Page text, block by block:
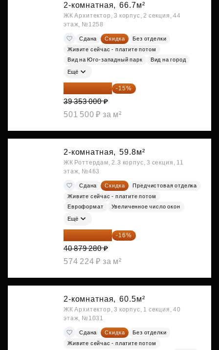
2-комнатная, 66.7м²
ЖК Архитектор, 3 корпус, 2 секция, 44
этаж, №1258
Сдана Скидка
Без отделки
Живите сейчас - платите потом
Вид на Юго-западный парк
Вид на город
Ещё
33 450 050 ₽ -15%
39 353 000 ₽
501 500 ₽ за м²
2-комнатная, 59.8м²
ЖК Роттердам, 2.3 корпус, 3 секция, 11
этаж, №463
Сдана Скидка
Предчистовая отделка
Живите сейчас - платите потом
Евроформат
Увеличенное число окон
Ещё
34 338 595 ₽ -16%
40 879 280 ₽
574 224 ₽ за м²
2-комнатная, 60.5м²
ЖК Архитектор, 3 корпус, 1 секция, 40
этаж, №1031
Сдана Скидка
Без отделки
Живите сейчас - платите потом